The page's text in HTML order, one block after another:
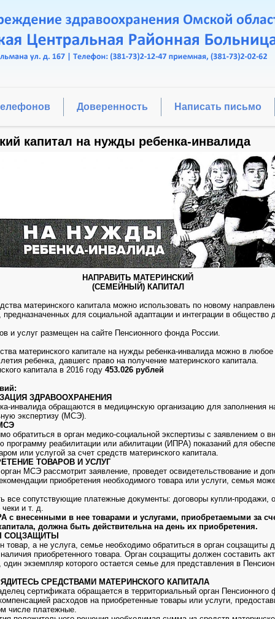
Доверенность Написать письмо
капитал на нужды ребенка-инвалида
НАПРАВИТЬ МАТЕРИНСКИЙ
(СЕМЕЙНЫЙ) КАПИТАЛ
материнского капитала можно использовать по новому
предназначенных для социальной адаптации и интеграции в общество
и услуг размещен на сайте Пенсионного фонда России.
материнского капитале на нужды ребенка-инвалида можно в
ребенка, давшегс право на получение материнского капитала.
капитала в 2016 году 453.026 рублей
ЗДРАВООХРАНЕНИЯ
инвалида обращаются в медицинскую организацию для заполнения
экспертизу (МСЭ).
обратиться в орган медико-социальной экспертизы с заявлением о
программу реабилитации или абилитации (ИПРА) показаний для
или услугой за счет средств материнского капитала.
ТОВАРОВ И УСЛУГ
орган МСЭ рассмотрит заявление, проведет освидетельствование и
приобретения необходимого товара или услуги, семья
все сопутствующие платежные документы: договоры купли-продажи,
чеки и т. д.
с внесенными в нее товарами и услугами, приобретаемыми за
должна быть действительна на день их приобретения.
СОЦЗАЩИТЫ
товар, а не услуга, семье необходимо обратиться в орган соцзащиты
приобретенного товара. Орган соцзащиты должен составить
один экземпляр которого остается семье для представления в
СРЕДСТВАМИ МАТЕРИНСКОГО КАПИТАЛА
сертификата обращается в территориальный орган
расходов на приобретенные товары или услуги,
числе платежные.